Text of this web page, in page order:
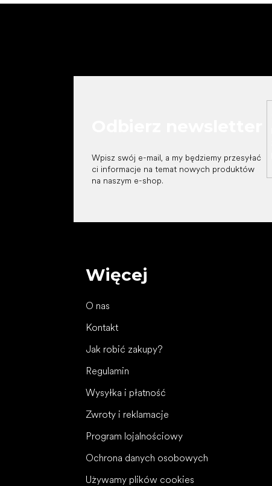
Wpisz swój e-mail, a my będziemy przesyłać
ci informacje na temat nowych produktów
na naszym e-shop.
Więcej
O nas
Kontakt
Jak robić zakupy?
Regulamin
Wysyłka i płatność
Zwroty i reklamacje
Program lojalnościowy
Ochrona danych osobowych
Używamy plików cookies